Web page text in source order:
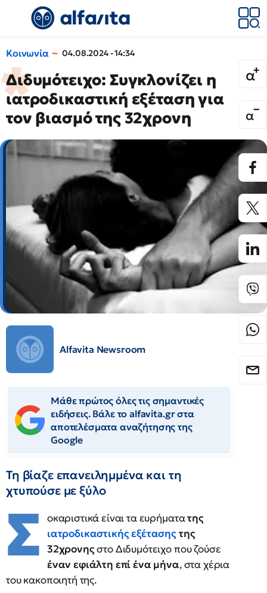
Κοινωνία 04.08.2024 - 14:34
Διδυμότειχο: Συγκλονίζει η
ιατροδικαστική εξέταση για
τον βιασμό της 32χρονη
Alfavita Newsroom
Μάθε πρώτος όλες τις σημαντικές
ειδήσεις. Βάλε το alfavita.gr στα
αποτελέσματα αναζήτησης της
Google
Τη βίαζε επανειλημμένα και τη
χτυπούσε με ξύλο
Σ οκαριστικά είναι τα ευρήματατης
ιατροδικαστικής εξέτασηςτης
32χρονηςστο Διδυμότειχο που ζούσε
έναν εφιάλτη επί ένα μήνα, στα χέρια
του κακοποιητή της.